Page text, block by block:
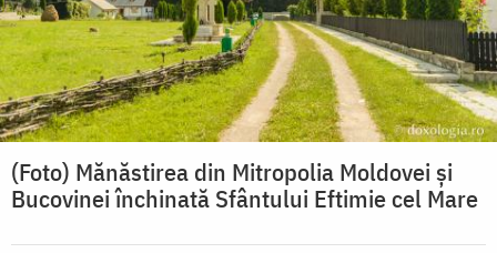
(Foto) Mănăstirea din Mitropolia Moldovei și
Bucovinei închinată Sfântului Eftimie cel Mare